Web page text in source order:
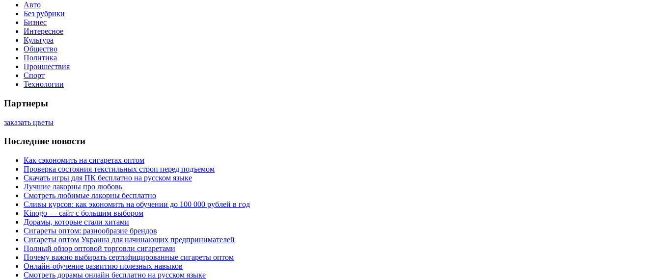
Авто
Без рубрики
Бизнес
Интересное
Культура
Общество
Политика
Проишествия
Спорт
Технологии
Партнеры
заказать цветы
Последние новости
Как сэкономить на сигаретах оптом
Проверка состояния текстильных строп перед подъемом
Скачать игры для ПК бесплатно на русском языке
Лучшие лакорны про любовь
Смотреть любимые лакорны бесплатно
Сливы курсов: как экономить на обучении до 100 000 рублей в год
Kinogo — сайт с большим выбором
Дорамы, которые стали хитами
Сигареты оптом: разнообразие брендов
Сигареты оптом Украина для начинающих предпринимателей
Полный обзор оптовой торговли сигаретами
Почему важно выбирать сертифицированные сигареты оптом
Онлайн-обучение развитию полезных навыков
Смотреть дорамы онлайн бесплатно на русском языке